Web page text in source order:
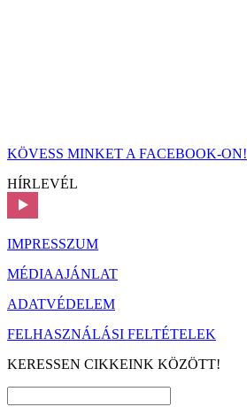
KÖVESS MINKET A FACEBOOK-ON!
HÍRLEVÉL
IMPRESSZUM
MÉDIAAJÁNLAT
ADATVÉDELEM
FELHASZNÁLÁSI FELTÉTELEK
KERESSEN CIKKEINK KÖZÖTT!